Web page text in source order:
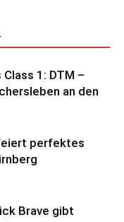
1: DTM –
an den
perfektes
Brave gibt